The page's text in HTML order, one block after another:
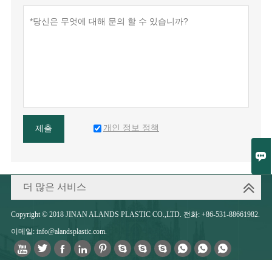

제출 개인 정보 정책
더 많은 서비스
Copyright © 2018 JINAN ALANDS PLASTIC CO.,LTD. 전화: +86-531-88661982.
이메일: info@alandsplastic.com.
          